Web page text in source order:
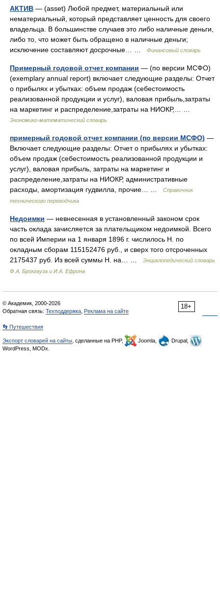
АКТИВ — (asset) Любой предмет, материальный или
нематериальный, который представляет ценность для своего
владельца. В большинстве случаев это либо наличные деньги,
либо то, что может быть обращено в наличные деньги;
исключение составляют досрочные… …
Финансовый словарь
Примерный годовой отчет компании — (по версии МСФО)
(exemplary annual report) включает следующие разделы: Отчет
о прибылях и убытках: объем продаж (себестоимость
реализованной продукции и услуг), валовая прибыль,затраты
на маркетинг и распределение,затраты на НИОКР,… …
Экономико-математический словарь
примерный годовой отчет компании (по версии МСФО) —
Включает следующие разделы: Отчет о прибылях и убытках:
объем продаж (себестоимость реализованной продукции и
услуг), валовая прибыль, затраты на маркетинг и
распределение,затраты на НИОКР, административные
расходы, амортизация гудвилла, прочие… …
Справочник
технического переводчика
Недоимки — невнесенная в установленный законом срок
часть оклада зачисляется за плательщиком недоимкой. Всего
по всей Империи на 1 января 1896 г. числилось Н. по
окладным сборам 115152476 руб., и сверх того отсроченных
2175437 руб. Из всей суммы Н. на… …
Энциклопедический словарь
Ф.А. Брокгауза и И.А. Ефрона
18+
© Академик, 2000-2026
Обратная связь: Техподдержка Реклама на сайте
👣 Путешествия
Экспорт словарей на сайты , сделанные на PHP, Joomla,
Drupal,
WordPress, MODx.